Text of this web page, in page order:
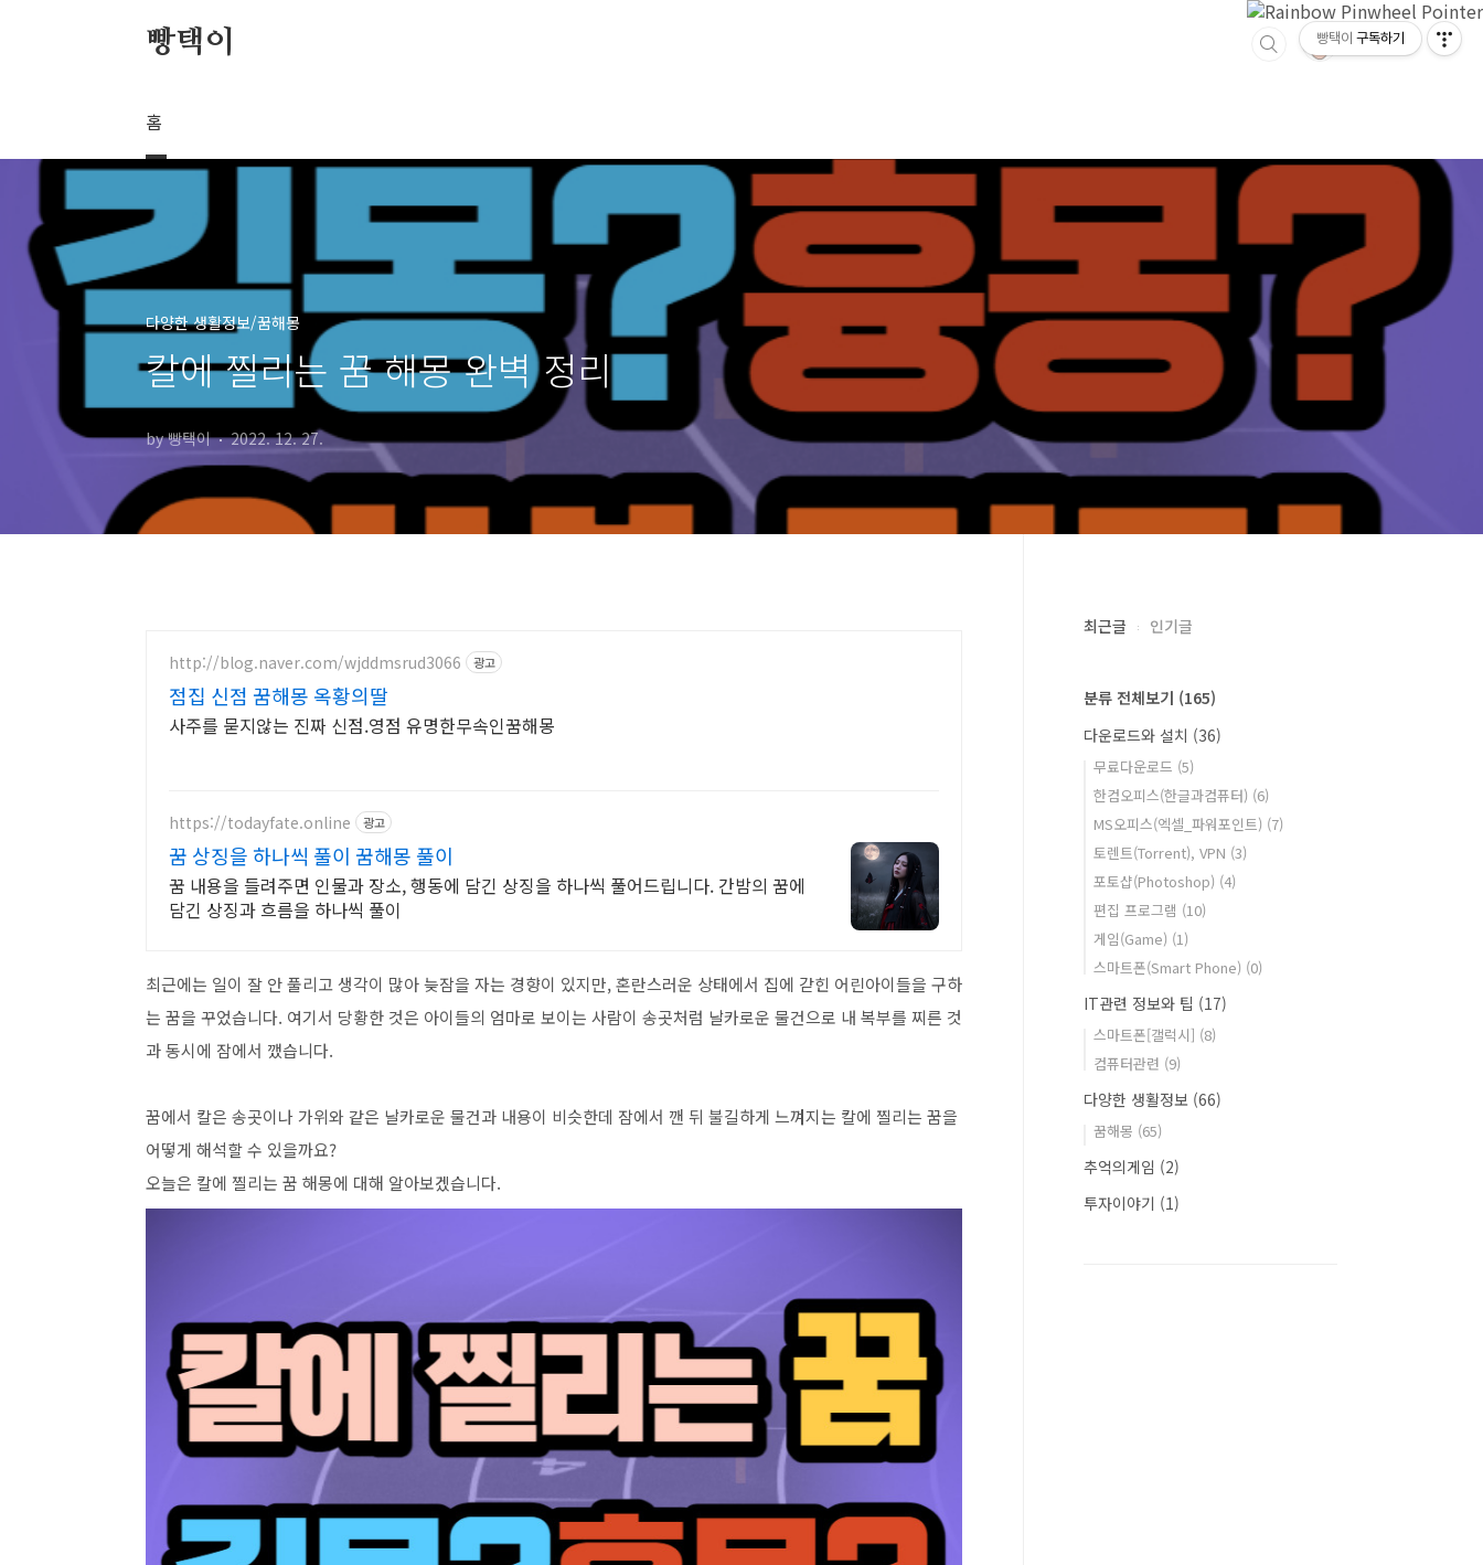
빵택이
홈
다양한 생활정보/꿈해몽
칼에 찔리는 꿈 해몽 완벽 정리
by 빵택이 2022. 12. 27.
http://blog.naver.com/wjddmsrud3066 광고
점집 신점 꿈해몽 옥황의딸
사주를 묻지않는 진짜 신점.영점 유명한무속인꿈해몽
https://todayfate.online 광고
꿈 상징을 하나씩 풀이 꿈해몽 풀이
꿈 내용을 들려주면 인물과 장소, 행동에 담긴 상징을 하나씩 풀어드립니다. 간밤의 꿈에
담긴 상징과 흐름을 하나씩 풀이
최근에는 일이 잘 안 풀리고 생각이 많아 늦잠을 자는 경향이 있지만, 혼란스러운 상태에서 집에 갇힌 어린아이들을 구하
는 꿈을 꾸었습니다. 여기서 당황한 것은 아이들의 엄마로 보이는 사람이 송곳처럼 날카로운 물건으로 내 복부를 찌른 것
과 동시에 잠에서 깼습니다.
꿈에서 칼은 송곳이나 가위와 같은 날카로운 물건과 내용이 비슷한데 잠에서 깬 뒤 불길하게 느껴지는 칼에 찔리는 꿈을
어떻게 해석할 수 있을까요?
오늘은 칼에 찔리는 꿈 해몽에 대해 알아보겠습니다.
최근글 인기글
분류 전체보기 (165)
다운로드와 설치 (36)
무료다운로드 (5)
한컴오피스(한글과컴퓨터) (6)
MS오피스(엑셀_파워포인트) (7)
토렌트(Torrent), VPN (3)
포토샵(Photoshop) (4)
편집 프로그램 (10)
게임(Game) (1)
스마트폰(Smart Phone) (0)
IT관련 정보와 팁 (17)
스마트폰[갤럭시] (8)
컴퓨터관련 (9)
다양한 생활정보 (66)
꿈해몽 (65)
추억의게임 (2)
투자이야기 (1)
빵택이 구독하기